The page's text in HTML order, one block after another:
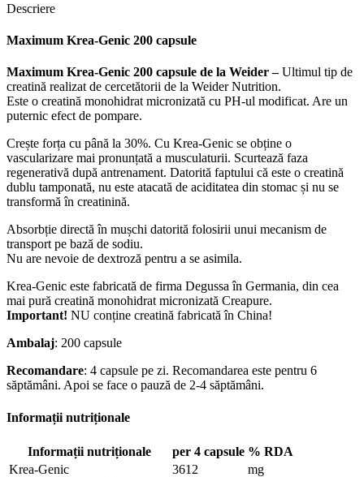
Descriere
Maximum Krea-Genic 200 capsule
Maximum Krea-Genic 200 capsule de la Weider –Ultimul tip de
creatină realizat de cercetătorii de la Weider Nutrition.
Este o creatină monohidrat micronizată cu PH-ul modificat. Are un
puternic efect de pompare.
Crește forța cu până la 30%. Cu Krea-Genic se obține o
vascularizare mai pronunțată a musculaturii. Scurtează faza
regenerativă după antrenament. Datorită faptului că este o creatină
dublu tamponată, nu este atacată de aciditatea din stomac și nu se
transformă în creatinină.
Absorbție directă în mușchi datorită folosirii unui mecanism de
transport pe bază de sodiu.
Nu are nevoie de dextroză pentru a se asimila.
Krea-Genic este fabricată de firma Degussa în Germania, din cea
mai pură creatină monohidrat micronizată Creapure.
Important! NU conține creatină fabricată în China!
Ambalaj: 200 capsule
Recomandare: 4 capsule pe zi. Recomandarea este pentru 6
săptămâni. Apoi se face o pauză de 2-4 săptămâni.
Informații nutriționale
Informații nutriționale per 4 capsule % RDA
Krea-Genic
3612
mg